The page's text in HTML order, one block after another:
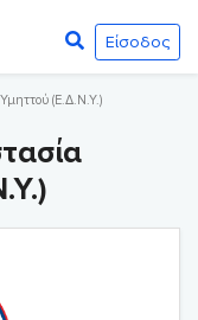
Είσοδος
Υμηττού (Ε.Δ.Ν.Υ.)